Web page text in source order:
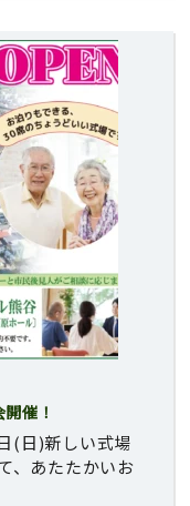
催！
(日)新しい式場
、あたたかいお